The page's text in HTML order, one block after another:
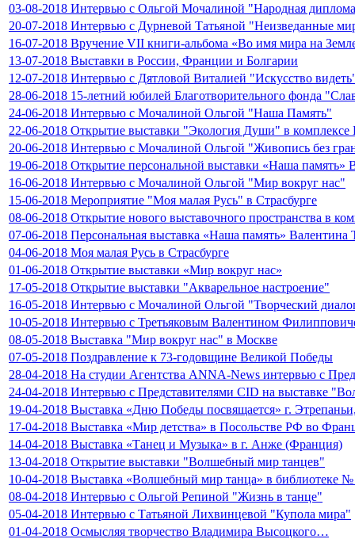
03-08-2018 Интервью с Ольгой Мочалиной "Народная
20-07-2018 Интервью с Дурневой Татьяной "Неизведанные
16-07-2018 Вручение VII книги-альбома «Во имя мира на
13-07-2018 Выставки в России, Франции и Болгарии
12-07-2018 Интервью с Дятловой Виталией "Искусство
28-06-2018 15-летний юбилей Благотворительного фонда
24-06-2018 Интервью с Мочалиной Ольгой "Наша Память"
22-06-2018 Открытие выставки "Экология Души" в комплексе
20-06-2018 Интервью с Мочалиной Ольгой "Живопись без
19-06-2018 Открытие персональной выставки «Наша память»
16-06-2018 Интервью с Мочалиной Ольгой "Мир вокруг нас"
15-06-2018 Мероприятие "Моя малая Русь" в Страсбурге
08-06-2018 Открытие нового выставочного пространства в
07-06-2018 Персональная выставка «Наша память» Валентина
04-06-2018 Моя малая Русь в Страсбурге
01-06-2018 Открытие выставки «Мир вокруг нас»
17-05-2018 Открытие выставки "Акварельное настроение"
16-05-2018 Интервью с Мочалиной Ольгой "Творческий
10-05-2018 Интервью с Третьяковым Валентином
08-05-2018 Выставка "Мир вокруг нас" в Москве
07-05-2018 Поздравление к 73-годовщине Великой Победы
28-04-2018 На студии Агентства ANNA-News интервью с
24-04-2018 Интервью с Представителями CID на выставке
19-04-2018 Выставка «Дню Победы посвящается» г.
17-04-2018 Выставка «Мир детства» в Посольстве РФ во
14-04-2018 Выставка «Танец и Музыка» в г. Анже (Франция)
13-04-2018 Открытие выставки "Волшебный мир танцев"
10-04-2018 Выставка «Волшебный мир танца» в библиотеке
08-04-2018 Интервью с Ольгой Репиной "Жизнь в танце"
05-04-2018 Интервью с Татьяной Лихвинцевой "Купола мира"
01-04-2018 Осмысляя творчество Владимира Высоцкого…